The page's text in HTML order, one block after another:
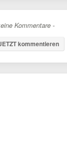
Kommentare -
kommentieren